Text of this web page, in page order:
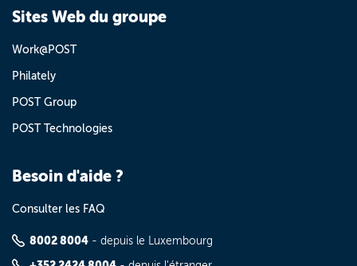
Sites Web du groupe
Work@POST
Philately
POST Group
POST Technologies
Besoin d'aide ?
Consulter les FAQ
8002 8004 - depuis le Luxembourg